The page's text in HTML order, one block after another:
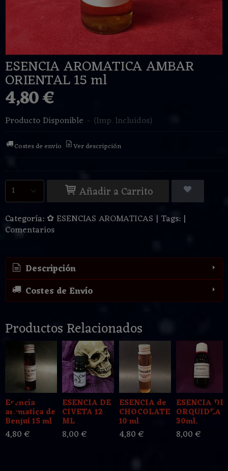
ESENCIA AROMATICA AMBAR
ORIENTAL 15 ml
4,80 €
Producto Disponible - (Imp. Incluidos)
Costes de envío Ver descripción
Añadir a Carrito
Categoría: ✿ ESENCIAS AROMATICAS | Tags: |
Comentarios
Descripción
Costes de Envío
Productos Relacionados
Esencia
aromatica de
Benjui 15 ml
4,80 €
ESENCIA DE
CIVETA 12
ML
8,00 €
ESENCIA de
CHOCOLATE
10 ml
4,80 €
ESENCIA DE
ORQUIDEA
30ml.
8,00 €